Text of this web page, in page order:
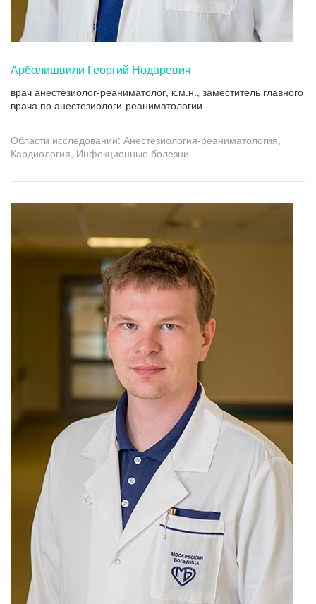
Арболишвили Георгий Нодаревич
врач анестезиолог-реаниматолог, к.м.н., заместитель главного
врача по анестезиологи-реаниматологии
Области исследований: Анестезиология-реаниматология,
Кардиология, Инфекционные болезни